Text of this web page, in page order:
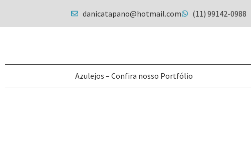
danicatapano@hotmail.com (11) 99142-0988
Azulejos – Confira nosso Portfólio